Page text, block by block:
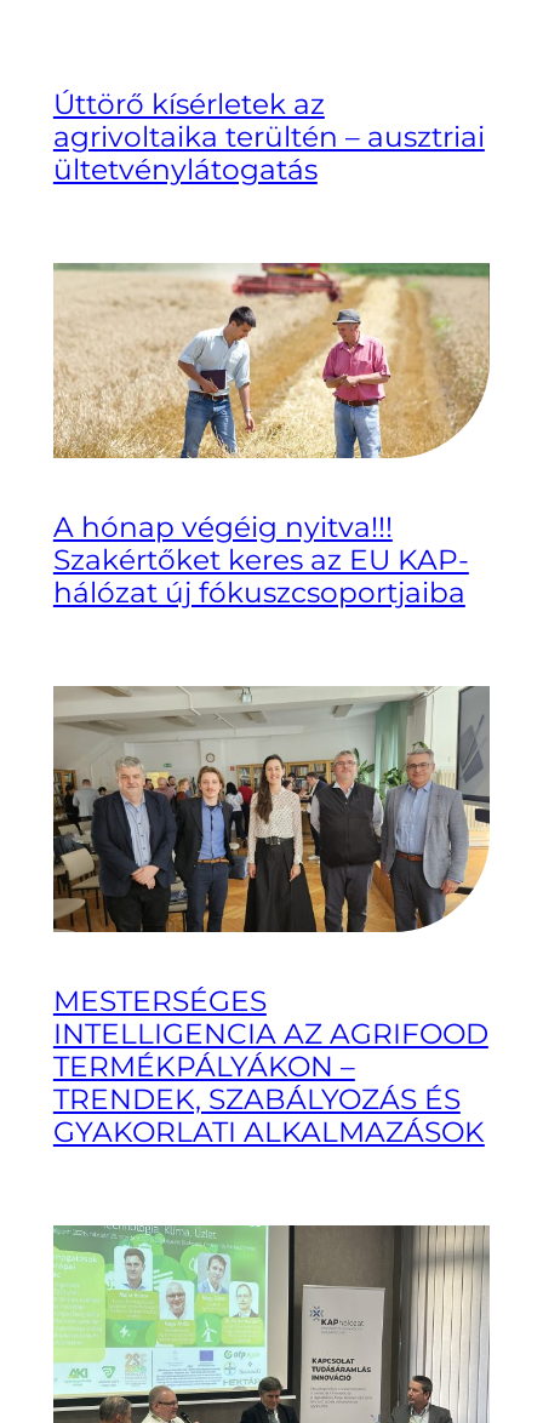
Úttörő kísérletek az
agrivoltaika terültén – ausztriai
ültetvénylátogatás
A hónap végéig nyitva!!!
Szakértőket keres az EU KAP-
hálózat új fókuszcsoportjaiba
MESTERSÉGES
INTELLIGENCIA AZ AGRIFOOD
TERMÉKPÁLYÁKON –
TRENDEK, SZABÁLYOZÁS ÉS
GYAKORLATI ALKALMAZÁSOK